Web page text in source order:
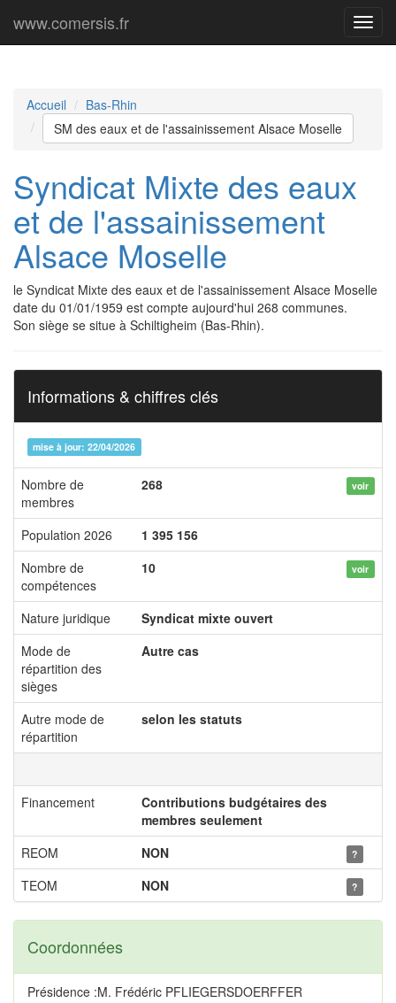
Menu
www.comersis.fr
Accueil
Bas-Rhin
SM des eaux et de l'assainissement Alsace Moselle
Syndicat Mixte des eaux
et de l'assainissement
Alsace Moselle
le Syndicat Mixte des eaux et de l'assainissement Alsace Moselle
date du 01/01/1959 est compte aujourd'hui 268 communes.
Son siège se situe à Schiltigheim (Bas-Rhin).
Informations & chiffres clés
mise à jour: 22/04/2026
Nombre de
membres
268 voir
Population 2026
1 395 156
Nombre de
compétences
10 voir
Nature juridique
Syndicat mixte ouvert
Mode de
répartition des
sièges
Autre cas
Autre mode de
répartition
selon les statuts
Financement
Contributions budgétaires des
membres seulement
REOM
NON ?
TEOM NON ?
Coordonnées
Présidence :M. Frédéric PFLIEGERSDOERFFER